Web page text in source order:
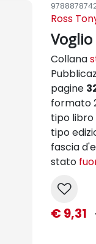
Ross
Collana
pagine
formato
tipo libro
tipo
fascia
stato
€ 9,31